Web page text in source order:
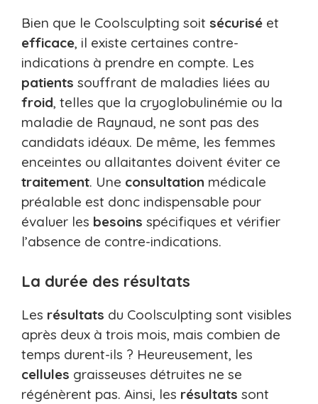
Bien que le Coolsculpting soit sécurisé et
efficace, il existe certaines contre-
indications à prendre en compte. Les
patients souffrant de maladies liées au
froid, telles que la cryoglobulinémie ou la
maladie de Raynaud, ne sont pas des
candidats idéaux. De même, les femmes
enceintes ou allaitantes doivent éviter ce
traitement. Une consultation médicale
préalable est donc indispensable pour
évaluer les besoins spécifiques et vérifier
l’absence de contre-indications.
La durée des résultats
Les résultats du Coolsculpting sont visibles
après deux à trois mois, mais combien de
temps durent-ils ? Heureusement, les
cellules graisseuses détruites ne se
régénèrent pas. Ainsi, les résultats sont